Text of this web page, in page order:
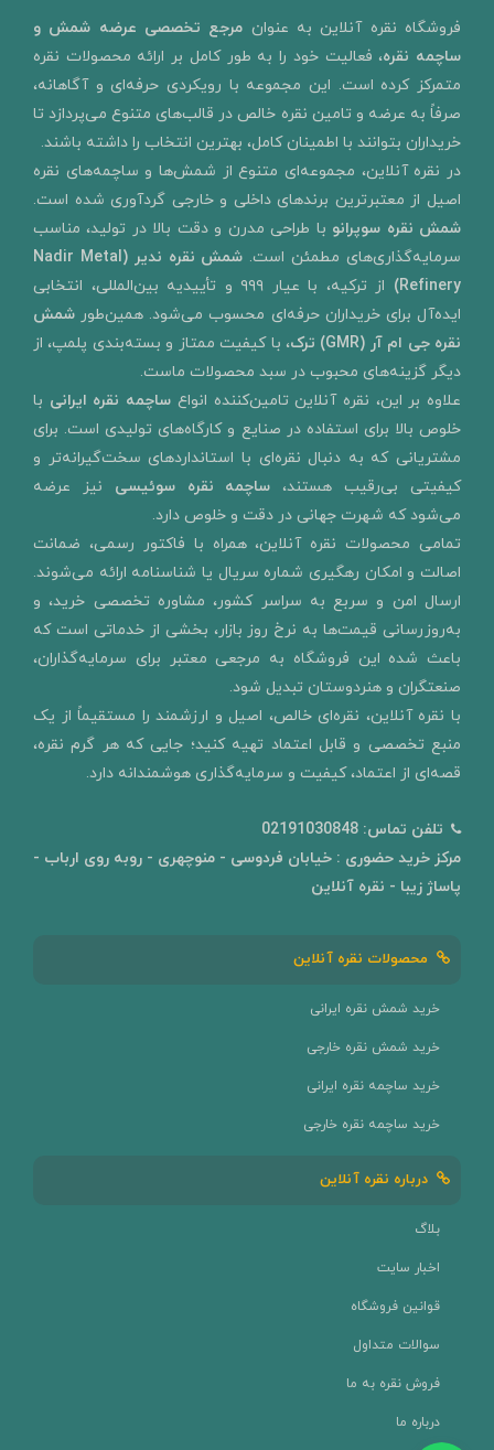
​فروشگاه نقره آنلاین به‌ عنوان مرجع تخصصی عرضه شمش و
ساچمه نقره، فعالیت خود را به‌ طور کامل بر ارائه محصولات نقره
متمرکز کرده است. این مجموعه با رویکردی حرفه‌ای و آگاهانه،
صرفاً به عرضه و تامین نقره خالص در قالب‌های متنوع می‌پردازد تا
خریداران بتوانند با اطمینان کامل، بهترین انتخاب را داشته باشند.
در نقره آنلاین، مجموعه‌ای متنوع از شمش‌ها و ساچمه‌های نقره
اصیل از معتبرترین برندهای داخلی و خارجی گردآوری شده است.
شمش نقره سوپرانو با طراحی مدرن و دقت بالا در تولید، مناسب
سرمایه‌گذاری‌های مطمئن است. شمش نقره ندیر
(Nadir Metal
Refinery)
از ترکیه، با عیار ۹۹۹ و تأییدیه بین‌المللی، انتخابی
ایده‌آل برای خریداران حرفه‌ای محسوب می‌شود. همین‌طور شمش
نقره جی ام آر (GMR) ترک
، با کیفیت ممتاز و بسته‌بندی پلمپ، از
دیگر گزینه‌های محبوب در سبد محصولات ماست.
علاوه بر این، نقره آنلاین تامین‌کننده انواع ساچمه نقره ایرانی با
خلوص بالا برای استفاده در صنایع و کارگاه‌های تولیدی است. برای
مشتریانی که به دنبال نقره‌ای با استانداردهای سخت‌گیرانه‌تر و
کیفیتی بی‌رقیب هستند، ساچمه نقره سوئیسی نیز عرضه
می‌شود که شهرت جهانی در دقت و خلوص دارد.
تمامی محصولات نقره آنلاین، همراه با فاکتور رسمی، ضمانت
اصالت و امکان رهگیری شماره سریال یا شناسنامه ارائه می‌شوند.
ارسال امن و سربع به سراسر کشور، مشاوره تخصصی خرید، و
به‌روزرسانی قیمت‌ها به نرخ روز بازار، بخشی از خدماتی است که
باعث شده این فروشگاه به مرجعی معتبر برای سرمایه‌گذاران،
صنعتگران و هنردوستان تبدیل شود.
با نقره آنلاین، نقره‌ای خالص، اصیل و ارزشمند را مستقیماً از یک
منبع تخصصی و قابل اعتماد تهیه کنید؛ جایی که هر گرم نقره،
قصه‌ای از اعتماد، کیفیت و سرمایه‌گذاری هوشمندانه دارد.
تلفن تماس: 02191030848
مرکز خرید حضوری : خیابان فردوسی - منوچهری - روبه روی ارباب -
پاساژ زیبا - نقره آنلاین
محصولات نقره آنلاین
خرید شمش نقره ایرانی
خرید شمش نقره خارجی
خرید ساچمه نقره ایرانی
خرید ساچمه نقره خارجی
درباره نقره آنلاین
بلاگ
اخبار سایت
قوانین فروشگاه
سوالات متداول
فروش نقره به ما
درباره ما